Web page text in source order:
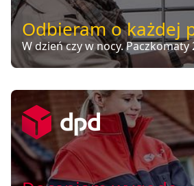
Odbieram o każdej
W dzień czy w nocy. Paczkomaty